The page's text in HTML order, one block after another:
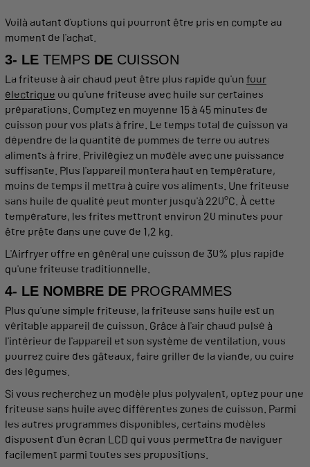
Voilà autant d'options qui pourront être pris en compte au
moment de l'achat.
3- LE TEMPS DE CUISSON
La friteuse à air chaud peut être plus rapide qu'un four
électrique ou qu'une friteuse avec huile sur certaines
préparations. Comptez en moyenne 15 à 45 minutes de
cuisson pour vos plats à frire. Le temps total de cuisson va
dépendre de la quantité de pommes de terre ou autres
aliments à frire. Privilégiez un modèle avec une puissance
suffisante. Plus l'appareil montera haut en température,
moins de temps il mettra à cuire vos aliments. Une friteuse
sans huile de qualité peut monter jusqu'à 220°C. À cette
température, les frites mettront environ 20 minutes pour
être prête dans une cuve de 1,2 kg.
L'Airfryer offre en général une cuisson de 30% plus rapide
qu'une friteuse traditionnelle.
4- LE NOMBRE DE PROGRAMMES
Plus qu'une simple friteuse, la friteuse sans huile est un
véritable appareil de cuisson. Grâce à l'air chaud pulsé à
l'intérieur de l'appareil et son système de ventilation, vous
pourrez cuire des gâteaux, faire griller de la viande, ou cuire
des légumes.
Si vous recherchez un modèle plus polyvalent, optez pour une
friteuse sans huile avec différentes zones de cuisson. Parmi
les autres programmes disponibles, certains modèles
disposent d'un écran LCD qui vous permettra de naviguer
facilement parmi toutes ses propositions.